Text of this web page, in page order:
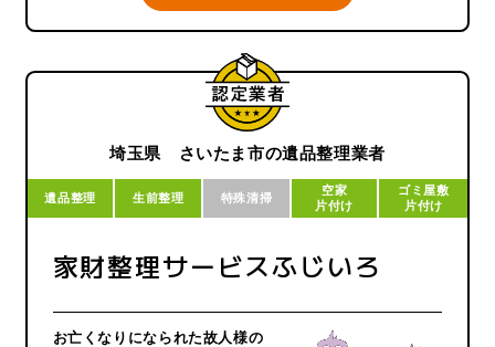
埼玉県 さいたま市の遺品整理業者
遺品整理 生前整理 特殊清掃
空家
片付け
ゴミ屋敷
片付け
家財整理サービスふじいろ
お亡くなりになられた故人様の